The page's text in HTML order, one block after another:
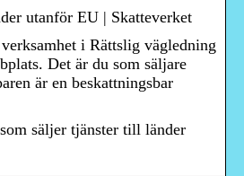
utanför EU | Skatteverket
i Rättslig vägledning
Det är du som säljare
är en beskattningsbar
säljer tjänster till länder